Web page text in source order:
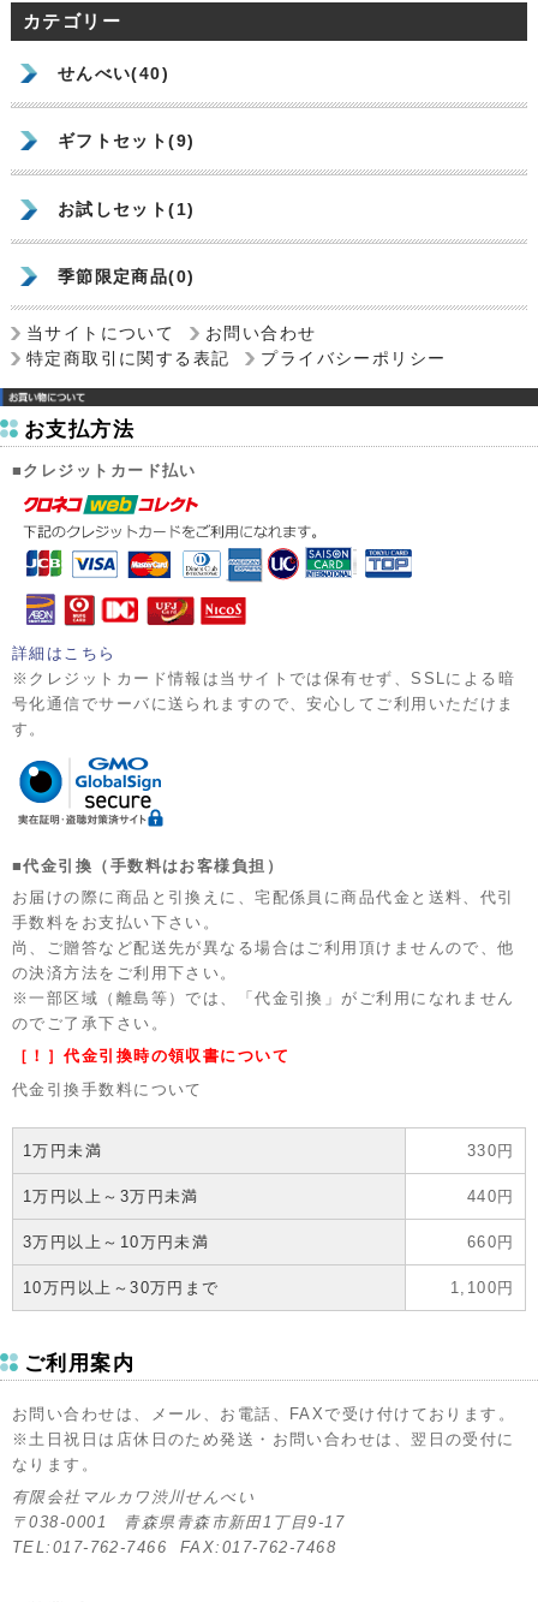
カテゴリー
せんべい(40)
ギフトセット(9)
お試しセット(1)
季節限定商品(0)
当サイトについて
お問い合わせ
特定商取引に関する表記
プライバシーポリシー
お支払方法
■クレジットカード払い
詳細はこちら
※クレジットカード情報は当サイトでは保有せず、SSLによる暗
号化通信でサーバに送られますので、安心してご利用いただけま
す。
■代金引換（手数料はお客様負担）
お届けの際に商品と引換えに、宅配係員に商品代金と送料、代引
手数料をお支払い下さい。
尚、ご贈答など配送先が異なる場合はご利用頂けませんので、他
の決済方法をご利用下さい。
※一部区域（離島等）では、「代金引換」がご利用になれません
のでご了承下さい。
［！］代金引換時の領収書について
代金引換手数料について
1万円未満 330円
1万円以上～3万円未満 440円
3万円以上～10万円未満 660円
10万円以上～30万円まで 1,100円
ご利用案内
お問い合わせは、メール、お電話、FAXで受け付けております。
※土日祝日は店休日のため発送・お問い合わせは、翌日の受付に
なります。
有限会社マルカワ渋川せんべい
〒038-0001 青森県青森市新田1丁目9-17
TEL:017-762-7466 FAX:017-762-7468